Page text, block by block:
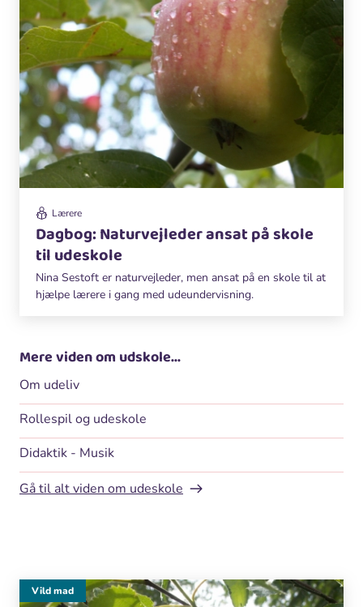
Lærere
Dagbog: Naturvejleder ansat på skole
til udeskole
Nina Sestoft er naturvejleder, men ansat på en skole til at
hjælpe lærere i gang med udeundervisning.
Mere viden om udskole...
Om udeliv
Rollespil og udeskole
Didaktik - Musik
Gå til alt viden om udeskole
Vild mad